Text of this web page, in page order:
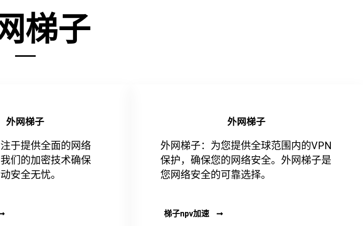
梯子
外网梯子
于提供全面的网络
们的加密技术确保
安全无忧。
外网梯子
外网梯子：为您提供全球范围内的VPN
保护，确保您的网络安全。外网梯子是
您网络安全的可靠选择。
梯子npv加速